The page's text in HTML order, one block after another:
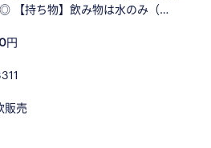
【持ち物】飲み物は水のみ（…
円
販売